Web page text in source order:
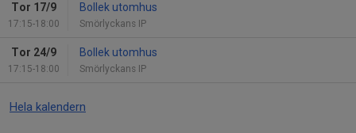
Tor 17/9
17:15-18:00
Bollek utomhus
Smörlyckans IP
Tor 24/9
17:15-18:00
Bollek utomhus
Smörlyckans IP
Hela kalendern